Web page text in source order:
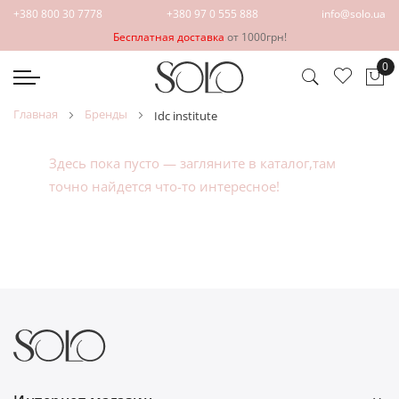
+380 800 30 7778 +380 97 0 555 888
info@solo.ua
Бесплатная доставка от 1000грн!
0
главная бренды idc institute
Здесь пока пусто — загляните в каталог,там
точно найдется что-то интересное!